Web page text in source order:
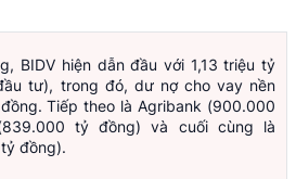
BIDV hiện dẫn đầu với 1,13 triệu tỷ
tư), trong đó, dư nợ cho vay nền
Tiếp theo là Agribank (900.000
tỷ đồng) và cuối cùng là
đồng).